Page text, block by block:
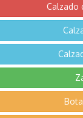
Calzado